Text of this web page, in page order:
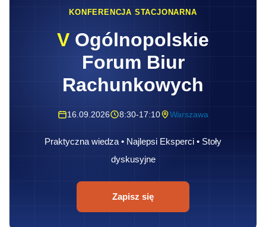
KONFERENCJA STACJONARNA
V Ogólnopolskie
Forum Biur
Rachunkowych
16.09.2026 8:30-17:10 Warszawa
Praktyczna wiedza • Najlepsi Eksperci • Stoły
dyskusyjne
Zapisz się